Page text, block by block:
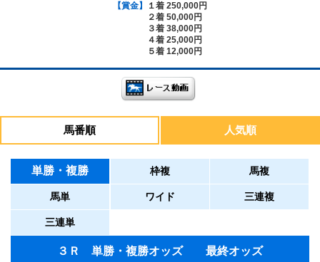
【賞金】
１着 250,000円
２着 50,000円
３着 38,000円
４着 25,000円
５着 12,000円
馬番順 人気順
単勝・複勝 枠複 馬複
馬単 ワイド 三連複
三連単
３Ｒ 単勝・複勝オッズ 最終オッズ